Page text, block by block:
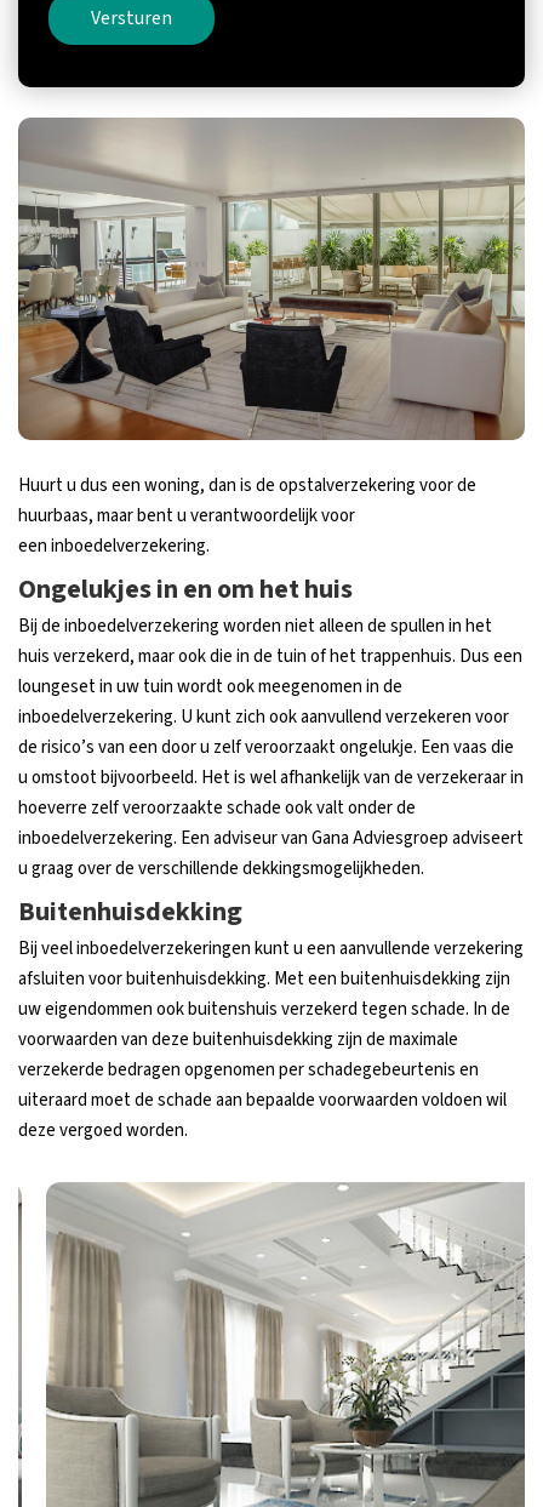
Versturen
Huurt u dus een woning, dan is de opstalverzekering voor de
huurbaas, maar bent u verantwoordelijk voor
een inboedelverzekering.
Ongelukjes in en om het huis
Bij de inboedelverzekering worden niet alleen de spullen in het
huis verzekerd, maar ook die in de tuin of het trappenhuis. Dus een
loungeset in uw tuin wordt ook meegenomen in de
inboedelverzekering. U kunt zich ook aanvullend verzekeren voor
de risico’s van een door u zelf veroorzaakt ongelukje. Een vaas die
u omstoot bijvoorbeeld. Het is wel afhankelijk van de verzekeraar in
hoeverre zelf veroorzaakte schade ook valt onder de
inboedelverzekering. Een adviseur van Gana Adviesgroep adviseert
u graag over de verschillende dekkingsmogelijkheden.
Buitenhuisdekking
Bij veel inboedelverzekeringen kunt u een aanvullende verzekering
afsluiten voor buitenhuisdekking. Met een buitenhuisdekking zijn
uw eigendommen ook buitenshuis verzekerd tegen schade. In de
voorwaarden van deze buitenhuisdekking zijn de maximale
verzekerde bedragen opgenomen per schadegebeurtenis en
uiteraard moet de schade aan bepaalde voorwaarden voldoen wil
deze vergoed worden.